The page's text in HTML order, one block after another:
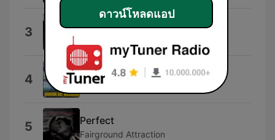
3 Jump
4 Bad Boys
Andrew Wagner
5 Perfect
Fairground Attraction
ดาวน์โหลดแอป